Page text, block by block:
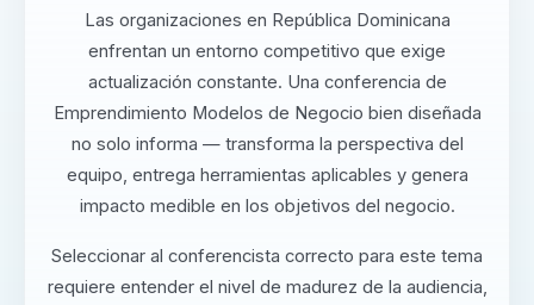
Las organizaciones en República Dominicana
enfrentan un entorno competitivo que exige
actualización constante. Una conferencia de
Emprendimiento Modelos de Negocio bien diseñada
no solo informa — transforma la perspectiva del
equipo, entrega herramientas aplicables y genera
impacto medible en los objetivos del negocio.
Seleccionar al conferencista correcto para este tema
requiere entender el nivel de madurez de la audiencia,